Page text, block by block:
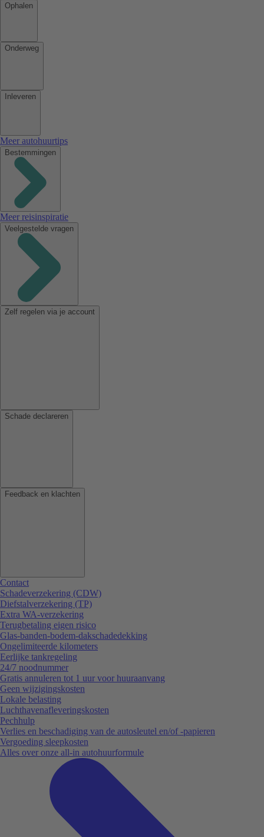
Ophalen
Onderweg
Inleveren
Meer autohuurtips
Bestemmingen
Meer reisinspiratie
Veelgestelde vragen
Zelf regelen via je account
Schade declareren
Feedback en klachten
Contact
Schadeverzekering (CDW)
Diefstalverzekering (TP)
Extra WA-verzekering
Terugbetaling eigen risico
Glas-banden-bodem-dakschadedekking
Ongelimiteerde kilometers
Eerlijke tankregeling
24/7 noodnummer
Gratis annuleren tot 1 uur voor huuraanvang
Geen wijzigingskosten
Lokale belasting
Luchthavenafleveringskosten
Pechhulp
Verlies en beschadiging van de autosleutel en/of -papieren
Vergoeding sleepkosten
Alles over onze all-in autohuurformule